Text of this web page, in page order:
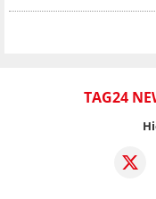
TAG24